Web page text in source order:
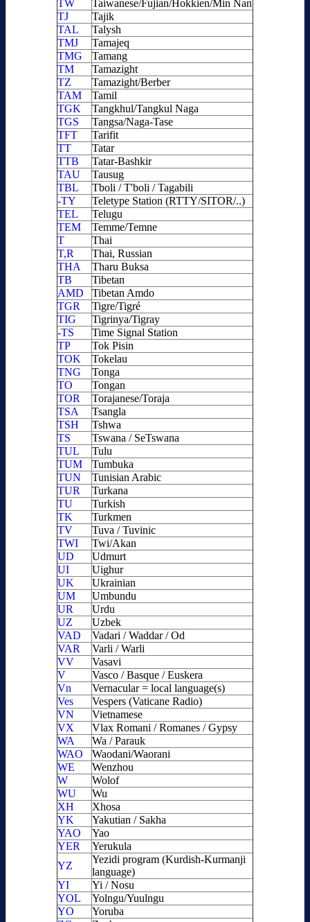
TW
Taiwanese/Fujian/Hokkien/Min Nan
TJ
Tajik
TAL
Talysh
TMJ
Tamajeq
TMG
Tamang
TM
Tamazight
TZ
Tamazight/Berber
TAM
Tamil
TGK
Tangkhul/Tangkul Naga
TGS
Tangsa/Naga-Tase
TFT
Tarifit
TT
Tatar
TTB
Tatar-Bashkir
TAU
Tausug
TBL
Tboli / T'boli / Tagabili
-TY
Teletype Station (RTTY/SITOR/..)
TEL
Telugu
TEM
Temme/Temne
T
Thai
T,R
Thai, Russian
THA
Tharu Buksa
TB
Tibetan
AMD
Tibetan Amdo
TGR
Tigre/Tigré
TIG
Tigrinya/Tigray
-TS
Time Signal Station
TP
Tok Pisin
TOK
Tokelau
TNG
Tonga
TO
Tongan
TOR
Torajanese/Toraja
TSA
Tsangla
TSH
Tshwa
TS
Tswana / SeTswana
TUL
Tulu
TUM
Tumbuka
TUN
Tunisian Arabic
TUR
Turkana
TU
Turkish
TK
Turkmen
TV
Tuva / Tuvinic
TWI
Twi/Akan
UD
Udmurt
UI
Uighur
UK
Ukrainian
UM
Umbundu
UR
Urdu
UZ
Uzbek
VAD
Vadari / Waddar / Od
VAR
Varli / Warli
VV
Vasavi
V
Vasco / Basque / Euskera
Vn
Vernacular = local language(s)
Ves
Vespers (Vaticane Radio)
VN
Vietnamese
VX
Vlax Romani / Romanes / Gypsy
WA
Wa / Parauk
WAO
Waodani/Waorani
WE
Wenzhou
W
Wolof
WU
Wu
XH
Xhosa
YK
Yakutian / Sakha
YAO
Yao
YER
Yerukula
YZ
Yezidi program (Kurdish-Kurmanji
language)
YI
Yi / Nosu
YOL
Yolngu/Yuulngu
YO
Yoruba